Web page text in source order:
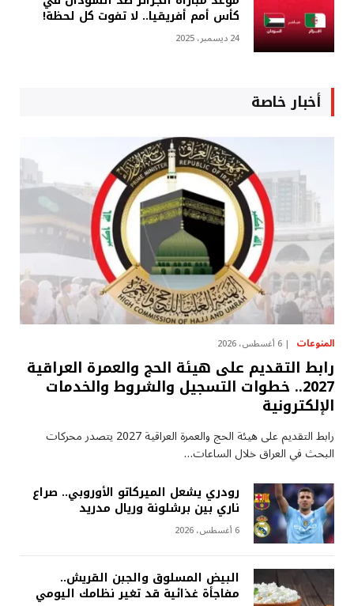
كأس أمم أفريقيا.. لا تفوت كل لحظة!
24 ديسمبر، 2025
أخبار خاصة
المنوعات 6 أغسطس، 2026
رابط التقديم على هيئة الحج والعمرة العراقية
2027.. خطوات التسجيل والشروط والخدمات
الإلكترونية
رابط التقديم على هيئة الحج والعمرة العراقية 2027 يتصدر محركات
البحث في العراق خلال الساعات…
رودري يشعل الميركاتو الأوروبي.. صراع
ناري بين برشلونة وريال مدريد
6 أغسطس، 2026
البيض المسلوق والجبن القريش..
مفاجأة غذائية قد تغير نظامك اليومي